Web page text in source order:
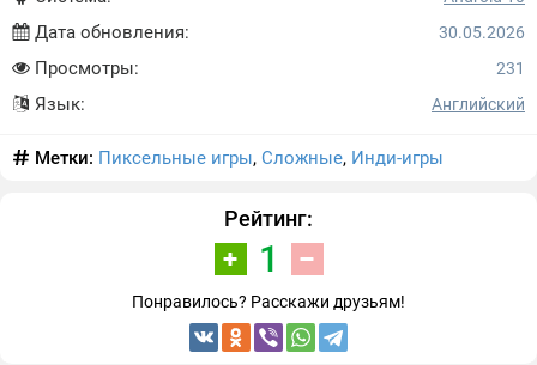
Дата обновления: 30.05.2026
Просмотры: 231
Язык: Английский
Метки: Пиксельные игры, Сложные, Инди-игры
Рейтинг:
1
Понравилось? Расскажи друзьям!